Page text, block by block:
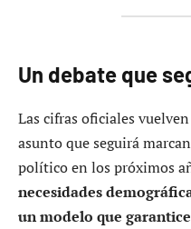
Un debate que
Las cifras oficiales
asunto que seguirá
político en los próximos
necesidades
un modelo que